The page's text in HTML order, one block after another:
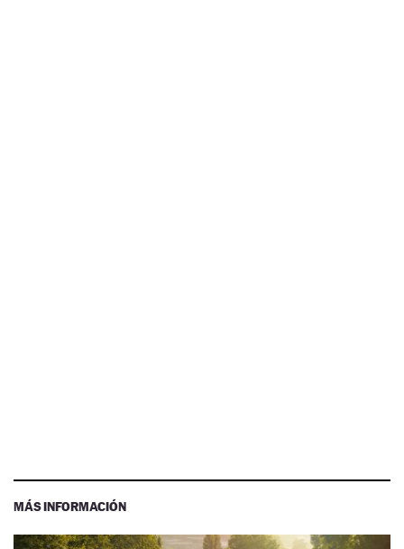
MÁS INFORMACIÓN